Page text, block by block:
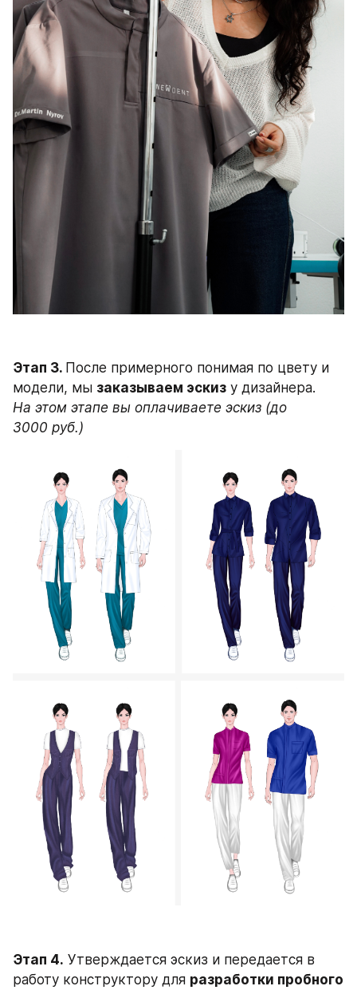
Этап 3. После примерного понимая по цвету и
модели, мы заказываем эскиз у дизайнера.
На этом этапе вы оплачиваете эскиз (до
3000 руб.)
Этап 4. Утверждается эскиз и передается в
работу конструктору для разработки пробного